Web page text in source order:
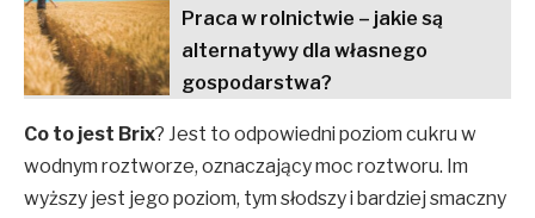
Praca w rolnictwie – jakie są
alternatywy dla własnego
gospodarstwa?
Co to jest Brix? Jest to odpowiedni poziom cukru w
wodnym roztworze, oznaczający moc roztworu. Im
wyższy jest jego poziom, tym słodszy i bardziej smaczny